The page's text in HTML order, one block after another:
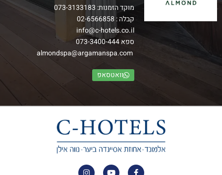
מוקד הזמנות: 073-3133183
קבלה : 02-6566858
info@c-hotels.co.il
ספא073-3400-444
almondspa@argamanspa.com
וואטסאפ